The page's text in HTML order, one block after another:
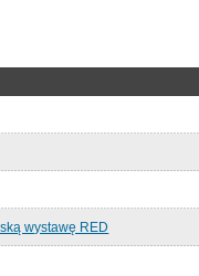
wystawę RED